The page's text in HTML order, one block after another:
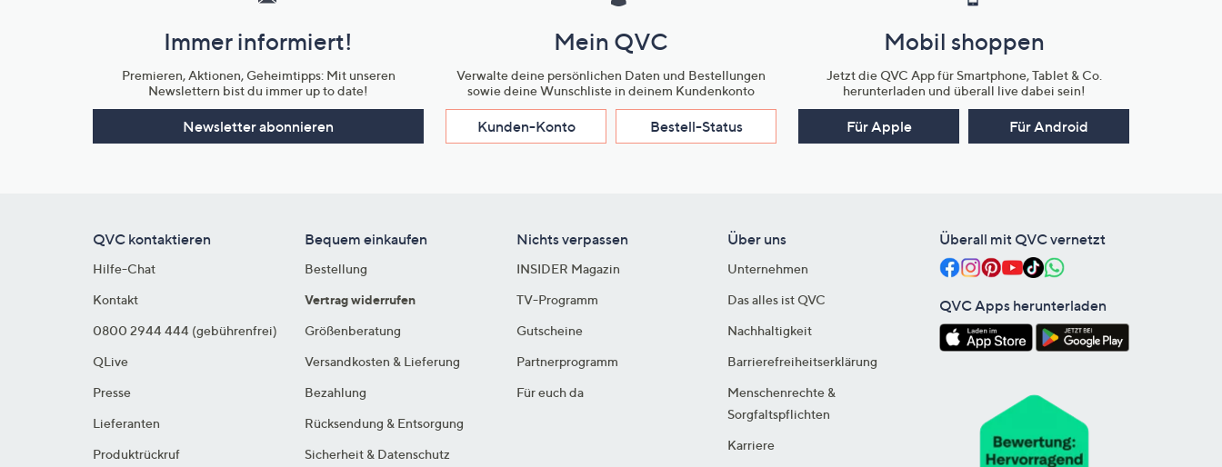
Unternehmensinformationen
Immer informiert!
Premieren, Aktionen, Geheimtipps: Mit unseren
Newslettern bist du immer up to date!
Newsletter abonnieren
Mein QVC
Verwalte deine persönlichen Daten und Bestellungen
sowie deine Wunschliste in deinem Kundenkonto
Kunden-Konto Bestell-Status
Mobil shoppen
Jetzt die QVC App für Smartphone, Tablet & Co.
herunterladen und überall live dabei sein!
Für Apple Für Android
QVC kontaktieren
Hilfe-Chat
Kontakt
0800 2944 444 (gebührenfrei)
QLive
Presse
Lieferanten
Produktrückruf
Bequem einkaufen
Bestellung
Vertrag widerrufen
Größenberatung
Versandkosten & Lieferung
Bezahlung
Rücksendung & Entsorgung
Sicherheit & Datenschutz
Nichts verpassen
INSIDER Magazin
TV-Programm
Gutscheine
Partnerprogramm
Für euch da
Über uns
Unternehmen
Das alles ist QVC
Nachhaltigkeit
Barrierefreiheitserklärung
Menschenrechte &
Sorgfaltspflichten
Karriere
Überall mit QVC vernetzt
QVC Apps herunterladen